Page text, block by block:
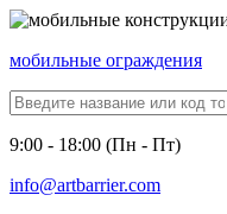
мобильные ограждения
9:00 - 18:00 (Пн - Пт)
info@artbarrier.com